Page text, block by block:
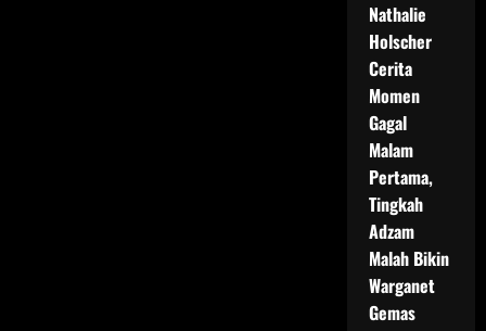
Nathalie
Holscher
Cerita
Momen
Gagal
Malam
Pertama,
Tingkah
Adzam
Malah Bikin
Warganet
Gemas